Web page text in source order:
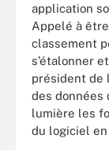
application
Appelé à
classement
s’étalonner
président de
des données
lumière les
du logiciel en